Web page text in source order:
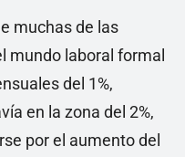
muchas de las
mundo laboral formal
del 1%,
en la zona del 2%,
por el aumento del